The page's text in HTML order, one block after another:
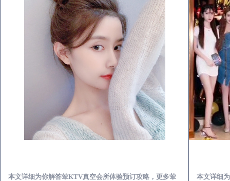
本文详细为你解答荤KTV真空会所体验预订攻略，更多荤
本文详细